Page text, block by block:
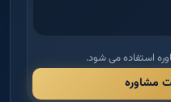
استفاده می شود.
مشاوره